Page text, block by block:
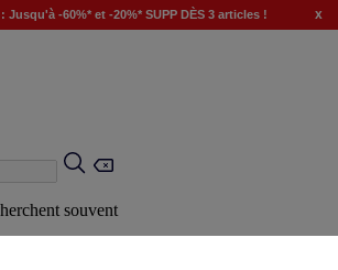
Jusqu'à -60%* et -20%* SUPP DÈS 3 articles ! x
souvent